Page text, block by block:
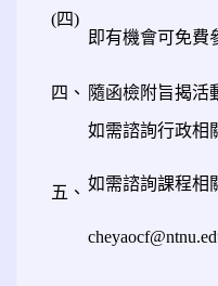
(四)
即有機會可免費
四、 隨函檢附旨揭活
五、
如需諮詢行政相
如需諮詢課程相